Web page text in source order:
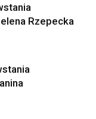
Rzepecka